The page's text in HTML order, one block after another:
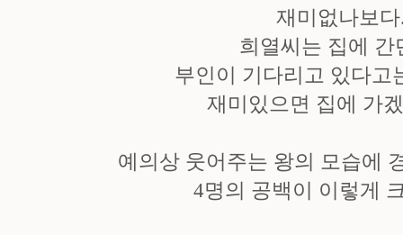
재미없나보
희열씨는 집에 간
부인이 기다리고 있다고
재미있으면 집에 가
예의상 웃어주는 왕의 모습에
4명의 공백이 이렇게